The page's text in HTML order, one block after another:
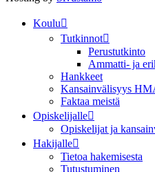
Koulu
Tutkinnot
Perustutkinto
Ammatti- ja
Hankkeet
Kansainvälisyys
Faktaa meistä
Opiskelijalle
Opiskelijat ja
Hakijalle
Tietoa hakemisesta
Tutustuminen